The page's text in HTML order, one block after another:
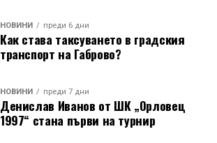
НОВИНИ преди 6 дни
Как става таксуването в градския
транспорт на Габрово?
НОВИНИ преди 7 дни
Денислав Иванов от ШК „Орловец
1997“ стана първи на турнир